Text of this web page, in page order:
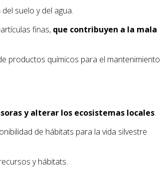
suelo y del agua.
finas, que contribuyen a la mala
productos químicos para el mantenimiento
y alterar los ecosistemas locales.
de hábitats para la vida silvestre
y hábitats.